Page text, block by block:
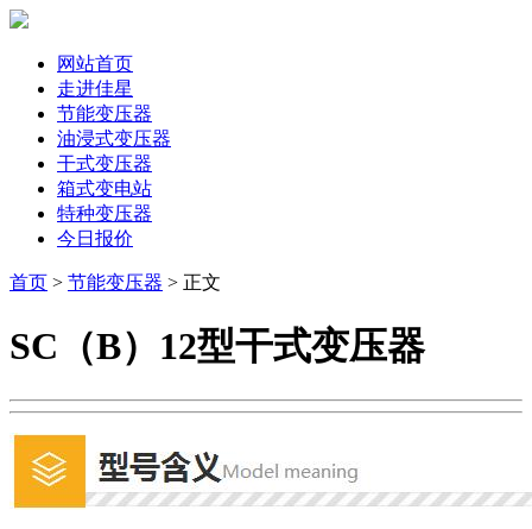
网站首页
走进佳星
节能变压器
油浸式变压器
干式变压器
箱式变电站
特种变压器
今日报价
首页 > 节能变压器 > 正文
SC（B）12型干式变压器